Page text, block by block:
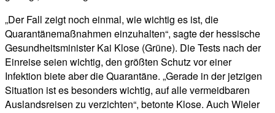
„Der Fall zeigt noch einmal, wie wichtig es ist, die
Quarantänemaßnahmen einzuhalten“, sagte der hessische
Gesundheitsminister Kai Klose (Grüne). Die Tests nach der
Einreise seien wichtig, den größten Schutz vor einer
Infektion biete aber die Quarantäne. „Gerade in der jetzigen
Situation ist es besonders wichtig, auf alle vermeidbaren
Auslandsreisen zu verzichten“, betonte Klose. Auch Wieler